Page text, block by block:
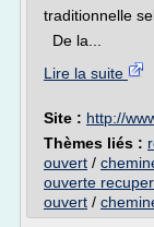
traditionnelle
De la...
Lire la suite
Site : http://
Thèmes liés :
ouvert /
ouverte
ouvert /